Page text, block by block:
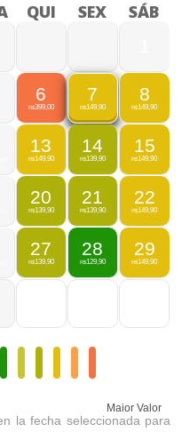
QUI SEX SÁB
6
R$399,00
7
R$149,90
8
R$149,90
13
R$149,90
14
R$139,90
15
R$149,90
20
R$139,90
21
R$139,90
22
R$149,90
27
R$139,90
28
R$129,90
29
R$149,90
Maior Valor
la fecha seleccionada para